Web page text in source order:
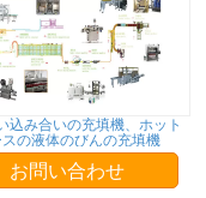
込み合いの充填機、ホット
の液体のびんの充填機
お問い合わせ